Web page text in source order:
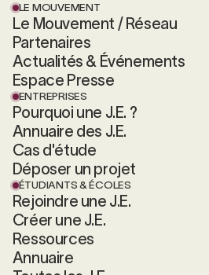
LE MOUVEMENT
Le Mouvement / Réseau
Partenaires
Actualités & Événements
Espace Presse
ENTREPRISES
Pourquoi une J.E. ?
Annuaire des J.E.
Cas d'étude
Déposer un projet
ÉTUDIANTS & ÉCOLES
Rejoindre une J.E.
Créer une J.E.
Ressources
Annuaire